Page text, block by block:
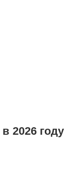
2026 году